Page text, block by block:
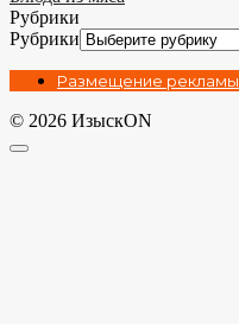
Рубрики
Рубрики
Размещение рекламы
© 2026 ИзыскON